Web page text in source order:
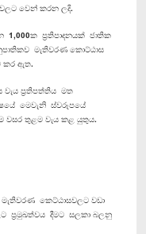
වෙන් කරන ලදි.
ප්‍රතිපාදනයක් ජාතික
මැතිවරණ කොට්ඨාස
කර ඇත.
ප්‍රතිපත්තිය මත
මෙවැනි ස්වරූපයේ
වසර තුළම වැය කළ යුතුය.
කෙට්ඨාසවලට වඩා
ප්‍රමුඛත්වය දීමට සලකා බලනු